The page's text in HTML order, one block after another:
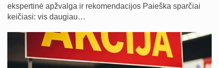
ekspertinė apžvalga ir rekomendacijos Paieška sparčiai
keičiasi: vis daugiau…